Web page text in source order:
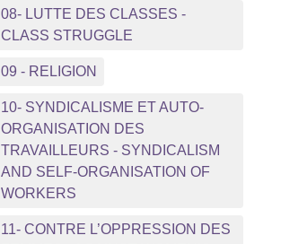
08- LUTTE DES CLASSES -
CLASS STRUGGLE
09 - RELIGION
10- SYNDICALISME ET AUTO-
ORGANISATION DES
TRAVAILLEURS - SYNDICALISM
AND SELF-ORGANISATION OF
WORKERS
11- CONTRE L’OPPRESSION DES